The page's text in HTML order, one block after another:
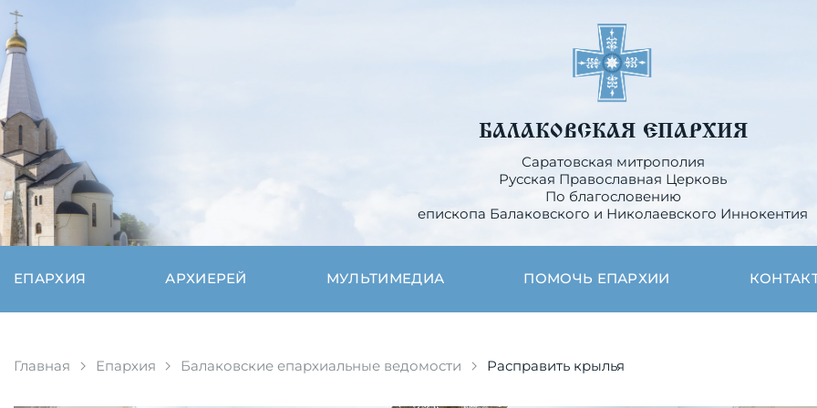
БАЛАКОВСКАЯ ЕПАРХИЯ
Саратовская митрополия
Русская Православная Церковь
По благословению
епископа Балаковского и Николаевского Иннокентия
ЕПАРХИЯ АРХИЕРЕЙ МУЛЬТИМЕДИА ПОМОЧЬ ЕПАРХИИ
Главная Епархия Балаковские епархиальные ведомости Расправить крылья